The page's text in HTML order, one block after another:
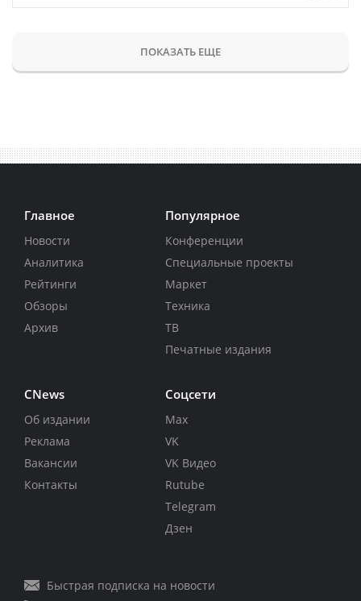
ПОКАЗАТЬ ЕЩЕ
Главное
Новости
Аналитика
Рейтинги
Обзоры
Архив
Популярное
Конференции
Специальные проекты
Маркет
Техника
ТВ
Печатные издания
CNews
Об издании
Реклама
Вакансии
Контакты
Соцсети
Max
VK
VK Видео
Rutube
Telegram
Дзен
Быстрая подписка на новости